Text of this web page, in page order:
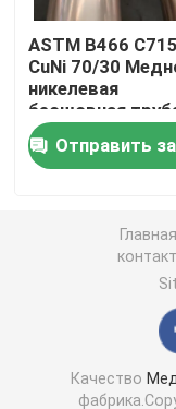
Медная
Медная плита
Уменьшение
Перекрестный
Штуцер
ASTM B466
CuNi 70/30
никелевая
бесшовная
трубка
Отправить
Качество